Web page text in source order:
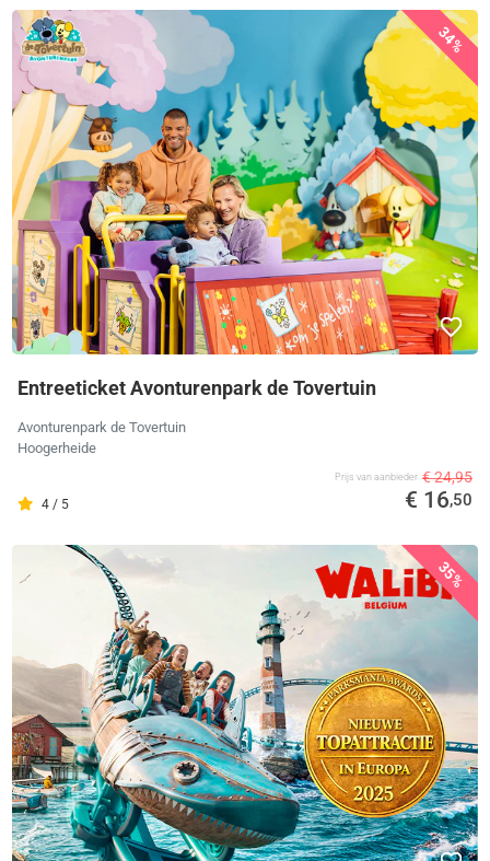
34%
Entreeticket Avonturenpark de Tovertuin
Avonturenpark de Tovertuin
Hoogerheide
4 / 5
Prijs van aanbieder € 24,95
€ 16,50
35%